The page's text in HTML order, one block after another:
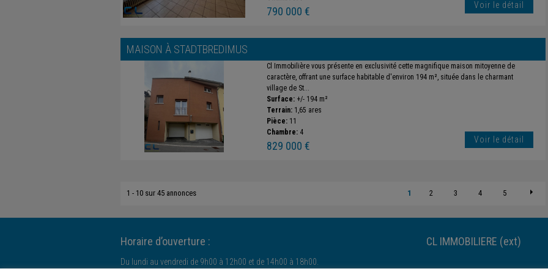
790 000 € Voir le détail
MAISON À STADTBREDIMUS
Cl Immobilière vous présente en exclusivité cette magnifique maison mitoyenne de
caractère, offrant une surface habitable d'environ 194 m², située dans le charmant
village de St...
Surface: +/- 194 m²
Terrain: 1,65 ares
Pièce: 11
Chambre: 4
829 000 € Voir le détail
1 - 10 sur 45 annonces 1 2 3 4 5
Horaire d’ouverture :
Du lundi au vendredi de 9h00 à 12h00 et de 14h00 à 18h00.
CL IMMOBILIERE (ext)